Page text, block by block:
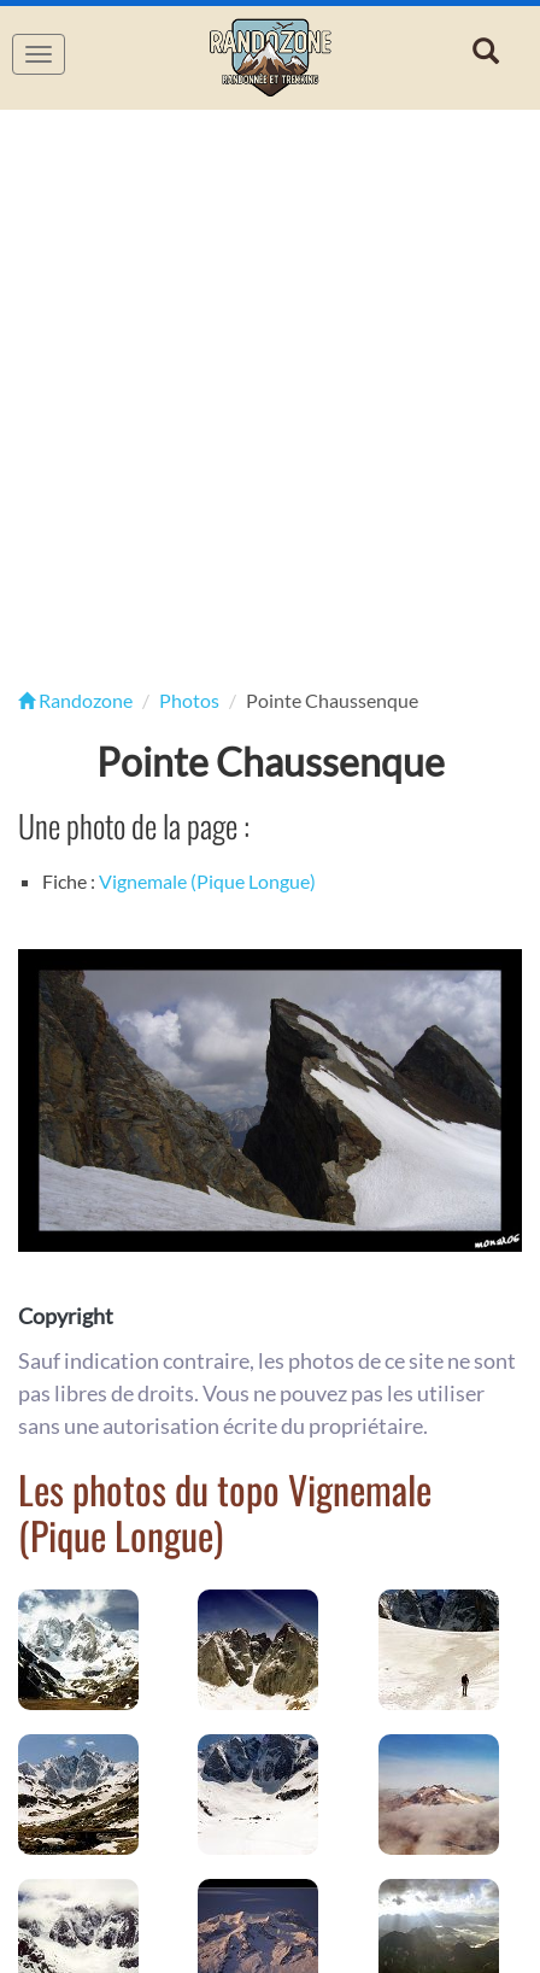
Navigation
Randozone Photos Pointe Chaussenque
Pointe Chaussenque
Une photo de la page :
Fiche : Vignemale (Pique Longue)
Copyright
Sauf indication contraire, les photos de ce site ne sont
pas libres de droits. Vous ne pouvez pas les utiliser
sans une autorisation écrite du propriétaire.
Les photos du topo Vignemale
(Pique Longue)